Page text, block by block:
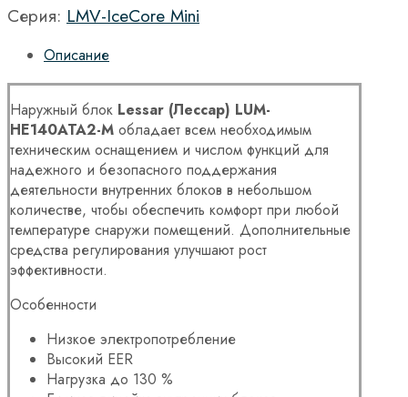
Серия: LMV-IceCore Mini
Описание
Наружный блок Lessar (Лессар) LUM-
HE140ATA2-M обладает всем необходимым
техническим оснащением и числом функций для
надежного и безопасного поддержания
деятельности внутренних блоков в небольшом
количестве, чтобы обеспечить комфорт при любой
температуре снаружи помещений. Дополнительные
средства регулирования улучшают рост
эффективности.
Особенности
Низкое электропотребление
Высокий EER
Нагрузка до 130 %